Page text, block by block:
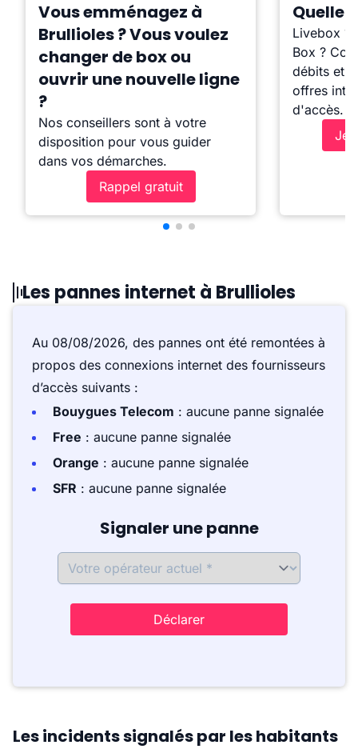
Vous emménagez à
Brullioles ? Vous voulez
changer de box ou
ouvrir une nouvelle ligne
?
Nos conseillers sont à votre
disposition pour vous guider
dans vos démarches.
Rappel gratuit
Quelle
Livebox ?
Box ?
débits et
offres
d'accès.
Je
Les pannes internet à Brullioles
Au 08/08/2026, des pannes ont été remontées à
propos des connexions internet des fournisseurs
d’accès suivants :
Bouygues Telecom : aucune panne signalée
Free : aucune panne signalée
Orange : aucune panne signalée
SFR : aucune panne signalée
Signaler une panne
Déclarer
Les incidents signalés par les habitants